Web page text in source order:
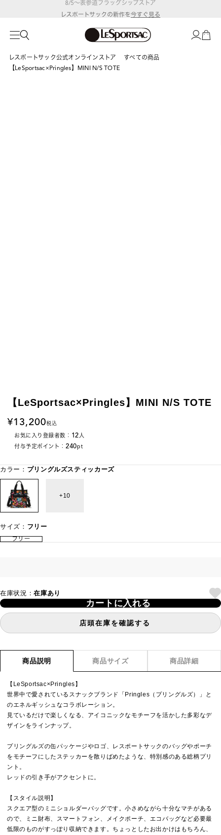
レスポートサックの新作を 今すぐ見る
レスポートサック公式オンラインストア
すべての商品
【LeSportsac×Pringles】MINI N/S TOTE
【LeSportsac×Pringles】MINI N/S TOTE
13,200税込
お気に入り登録者数： 12人
付与予定ポイント： 240pt
カラー： プリングルズスティッカーズ
10
サイズ： フリー
フリー
在庫状況：在庫あり
カートに入れる
店頭在庫を確認する
商品説明 商品サイズ 商品詳細
【LeSportsac×Pringles】
世界中で愛されているスナックブランド「Pringles（プリングルズ）」と
のエネルギッシュなコラボレーション。
見ているだけで楽しくなる、アイコニックなモチーフを活かした多彩なデ
ザインをラインナップ。
プリングルズの缶パッケージやロゴ、レスポートサックのバッグやポーチ
をモチーフにしたステッカーを散りばめたような、特別感のある総柄プリ
ント。
レッドの引き手がアクセントに。
【スタイル説明】
スクエア型のミニショルダーバッグです。小さめながら十分なマチがある
ので、ミニ財布、スマートフォン、メイクポーチ、エコバッグなど必要最
低限のものがすっぽり収納できます。ちょっとしたお出かけはもちろん、